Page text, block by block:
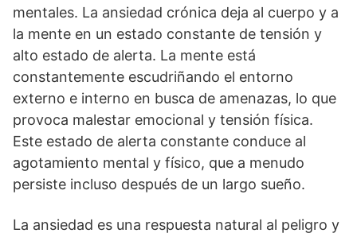
mentales. La ansiedad crónica deja al cuerpo y a
la mente en un estado constante de tensión y
alto estado de alerta. La mente está
constantemente escudriñando el entorno
externo e interno en busca de amenazas, lo que
provoca malestar emocional y tensión física.
Este estado de alerta constante conduce al
agotamiento mental y físico, que a menudo
persiste incluso después de un largo sueño.
La ansiedad es una respuesta natural al peligro y